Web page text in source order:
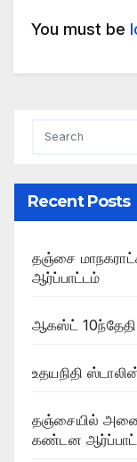
You must be
Recent Posts
தஞ்சை
ஆர்ப்பாட்டம்
ஆகஸ்ட் 10ந்தேதி
உதயநிதி
தஞ்சையில்
கண்டன